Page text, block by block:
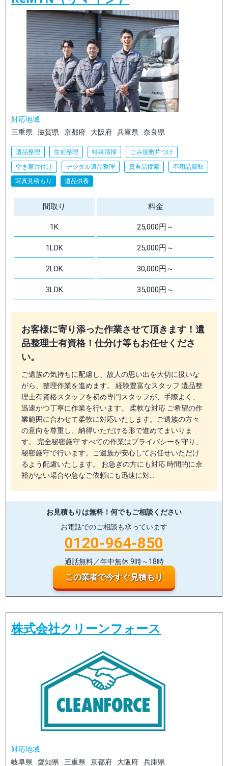
対応地域
三重県
滋賀県 京都府 大阪府 兵庫県 奈良県
遺品整理 生前整理 特殊清掃 ごみ屋敷片づけ
空き家片付け デジタル遺品整理 貴重品捜索
不用品買取
写真見積もり
遺品供養
間取り 料金
1K 25,000円～
1LDK 25,000円～
2LDK 30,000円～
3LDK 35,000円～
お客様に寄り添った作業させて頂きます！遺
品整理士有資格！仕分け等もお任せくださ
い。
ご遺族の気持ちに配慮し、故人の思い出を大切に扱いな
がら、整理作業を進めます。 経験豊富なスタッフ 遺品整
理士有資格スタッフを初め専門スタッフが、手際よく、
迅速かつ丁寧に作業を行います。 柔軟な対応 ご希望の作
業範囲に合わせて柔軟に対応いたします。ご遺族の方々
の意向を尊重し、納得いただける形で進めてまいりま
す。 完全秘密厳守 すべての作業はプライバシーを守り、
秘密厳守で行います。ご遺族が安心してお任せいただけ
るよう配慮いたします。 お急ぎの方にも対応 時間的に余
裕がない場合や急なご依頼にも迅速に対…
お見積もりは無料！ 何でもご相談ください
お電話でのご相談も承っています
0120-964-850
通話無料／年中無休 9時～18時
この業者で今すぐ見積もり
株式会社クリーンフォース
対応地域
岐阜県
愛知県 三重県 京都府 大阪府 兵庫県